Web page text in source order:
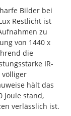
Bilder bei
Restlicht ist
zu
von 1440 x
die
IR-
völliger
hält das
Joule stand,
verlässlich ist.